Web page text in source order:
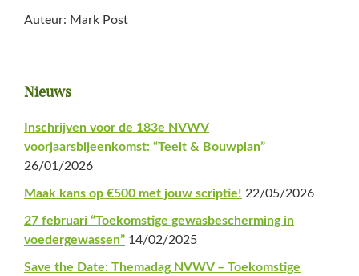
Auteur: Mark Post
Primaire
Sidebar
Nieuws
Inschrijven voor de 183e NVWV
voorjaarsbijeenkomst: “Teelt & Bouwplan”
26/01/2026
Maak kans op €500 met jouw scriptie! 22/05/2026
27 februari “Toekomstige gewasbescherming in
voedergewassen” 14/02/2025
Save the Date: Themadag NVWV – Toekomstige